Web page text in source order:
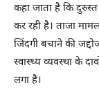
कहा जाता है कि
कर रही है। ताजा
जिंदगी बचाने की
स्वास्थ्य व्यवस्था के
लगा है।